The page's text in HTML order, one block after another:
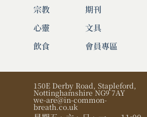
宗教
心靈
飲食
期刊
文具
會員專區
150E Derby Road, Stapleford,
Nottinghamshire NG9 7AY
we-are@in-common-
breath.co.uk